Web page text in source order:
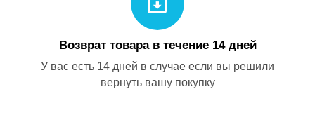
Возврат товара в течение 14 дней
У вас есть 14 дней в случае если вы решили
вернуть вашу покупку